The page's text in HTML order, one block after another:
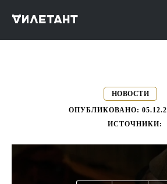
НОВОСТИ
ОПУБЛИКОВАНО:
ИСТОЧНИКИ: